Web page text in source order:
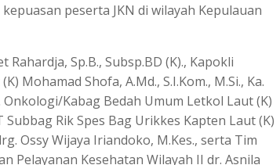
peserta JKN di wilayah Kepulauan
Sp.B., Subsp.BD (K)., Kapokli
Mohamad Shofa, A.Md., S.I.Kom., M.Si., Ka.
Onkologi/Kabag Bedah Umum Letkol Laut (K)
Rik Spes Bag Urikkes Kapten Laut (K)
Ossy Wijaya Iriandoko, M.Kes., serta Tim
Pelayanan Kesehatan Wilayah II dr. Asnila